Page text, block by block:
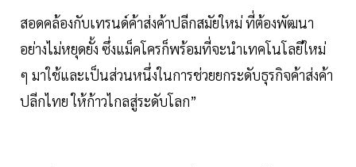
สอดคล้องกับเทรนด์ค้าส่งค้าปลีกสมัยใหม่ ที่ต้องพัฒนา
อย่างไม่หยุดยั้ง ซึ่งแม็คโครก็พร้อมที่จะนำเทคโนโลยีใหม่
ๆ มาใช้และเป็นส่วนหนึ่งในการช่วยยกระดับธุรกิจค้าส่งค้า
ปลีกไทย ให้ก้าวไกลสู่ระดับโลก”